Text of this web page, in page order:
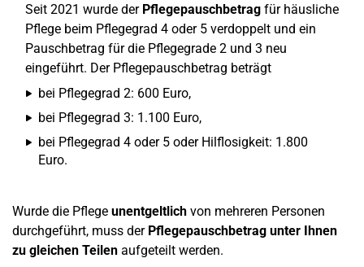
Seit 2021 wurde der Pflegepauschbetrag für häusliche
Pflege beim Pflegegrad 4 oder 5 verdoppelt und ein
Pauschbetrag für die Pflegegrade 2 und 3 neu
eingeführt. Der Pflegepauschbetrag beträgt
bei Pflegegrad 2: 600 Euro,
bei Pflegegrad 3: 1.100 Euro,
bei Pflegegrad 4 oder 5 oder Hilflosigkeit: 1.800
Euro.
Wurde die Pflege unentgeltlich von mehreren Personen
durchgeführt, muss derPflegepauschbetrag unter Ihnen
zu gleichen Teilen aufgeteilt werden.